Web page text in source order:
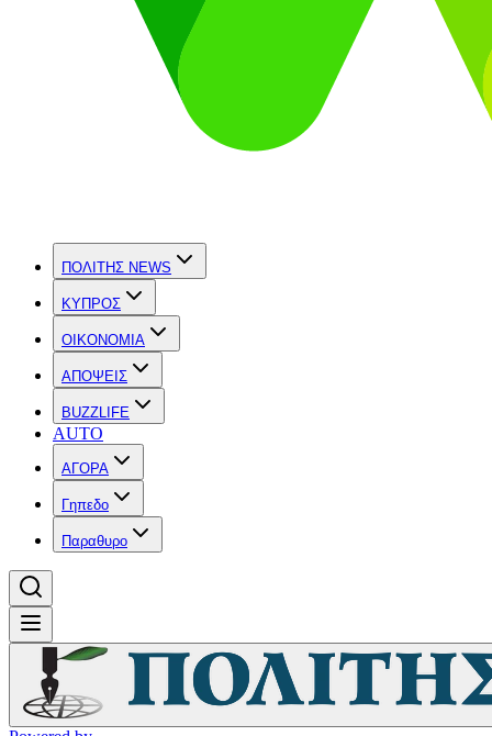
ΠΟΛΙΤΗΣ NEWS
ΚΥΠΡΟΣ
OIKONOMIA
ΑΠΟΨΕΙΣ
BUZZLIFE
AUTO
ΑΓΟΡΑ
Γηπεδο
Παραθυρο